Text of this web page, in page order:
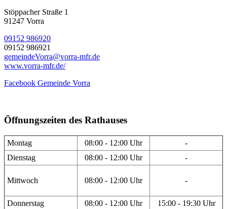
Stöppacher Straße 1
91247 Vorra
09152 986920
09152 986921
gemeindeVorra@vorra-mfr.de
www.vorra-mfr.de/
Facebook Gemeinde Vorra
Öffnungszeiten des Rathauses
Montag 08:00 - 12:00 Uhr
-
Dienstag
08:00 - 12:00 Uhr -
Mittwoch 08:00 - 12:00 Uhr -
Donnerstag 08:00 - 12:00 Uhr 15:00 - 19:30 Uhr